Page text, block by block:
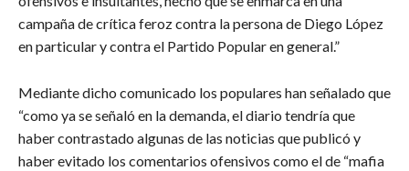
campaña de crítica feroz contra la persona de Diego López
en particular y contra el Partido Popular en general.”
Mediante dicho comunicado los populares han señalado que
“como ya se señaló en la demanda, el diario tendría que
haber contrastado algunas de las noticias que publicó y
haber evitado los comentarios ofensivos como el de “mafia